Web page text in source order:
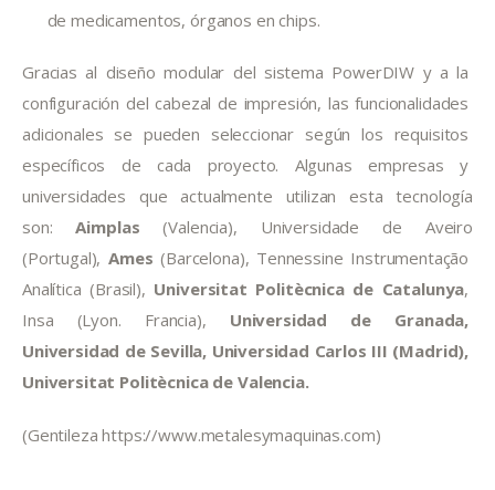
de medicamentos, órganos en chips.
Gracias al diseño modular del sistema PowerDIW y a la
configuración del cabezal de impresión, las funcionalidades
adicionales se pueden seleccionar según los requisitos
específicos de cada proyecto. Algunas empresas y
universidades que actualmente utilizan esta tecnología
son: Aimplas (Valencia), Universidade de Aveiro
(Portugal), Ames (Barcelona), Tennessine Instrumentação
Analítica (Brasil), Universitat Politècnica de Catalunya,
Insa (Lyon. Francia), Universidad de Granada,
Universidad de Sevilla, Universidad Carlos III (Madrid),
Universitat Politècnica de Valencia.
(Gentileza https://www.metalesymaquinas.com)